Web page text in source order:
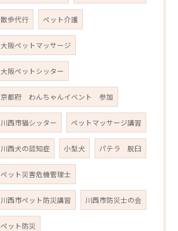
散歩代行 ペット介護
大阪ペットマッサージ
大阪ペットシッター
京都府 わんちゃんイベント 参加
川西市猫シッター ペットマッサージ講習
川西犬の認知症 小型犬 パテラ 脱臼
ペット災害危機管理士
川西市ペット防災講習 川西市防災士の会
ペット防災